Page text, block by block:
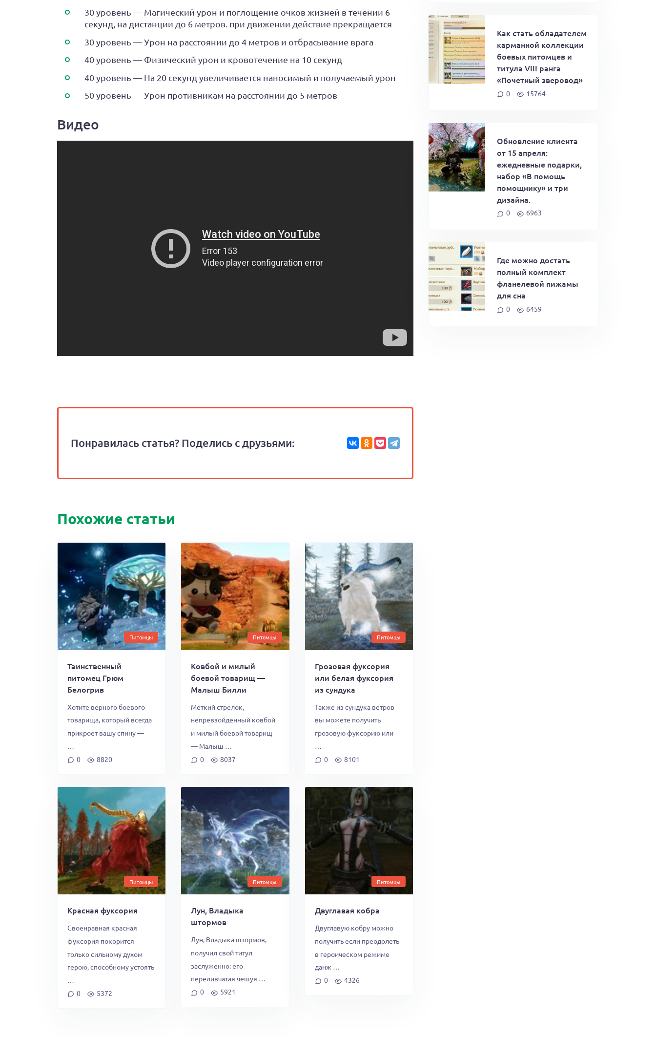
30 уровень — Магический урон и поглощение очков жизней в течении 6
секунд, на дистанции до 6 метров. при движении действие прекращается
30 уровень — Урон на расстоянии до 4 метров и отбрасывание врага
40 уровень — Физический урон и кровотечение на 10 секунд
40 уровень — На 20 секунд увеличивается наносимый и получаемый урон
50 уровень — Урон противникам на расстоянии до 5 метров
Видео
Понравилась статья? Поделись с друзьями:
Похожие статьи
Питомцы
Таинственный
питомец Грюм
Белогрив
Хотите верного боевого
товарища, который всегда
прикроет вашу спину —
…
0
8820
Питомцы
Ковбой и милый
боевой товарищ —
Малыш Билли
Меткий стрелок,
непревзойденный ковбой
и милый боевой товарищ
— Малыш …
0
8037
Питомцы
Грозовая фуксория
или белая фуксория
из сундука
Также из сундука ветров
вы можете получить
грозовую фуксорию или
…
0
8101
Питомцы
Красная фуксория
Своенравная красная
фуксория покорится
только сильному духом
герою, способному устоять
…
0
5372
Питомцы
Лун, Владыка
штормов
Лун, Владыка штормов,
получил свой титул
заслуженно: его
переливчатая чешуя …
0
5921
Питомцы
Двуглавая кобра
Двуглавую кобру можно
получить если преодолеть
в героическом режиме
данж …
0
4326
Как стать обладателем
карманной коллекции
боевых питомцев и
титула VIII ранга
«Почетный зверовод»
0 15764
Обновление клиента
от 15 апреля:
ежедневные подарки,
набор «В помощь
помощнику» и три
дизайна.
0 6963
Где можно достать
полный комплект
фланелевой пижамы
для сна
0 6459